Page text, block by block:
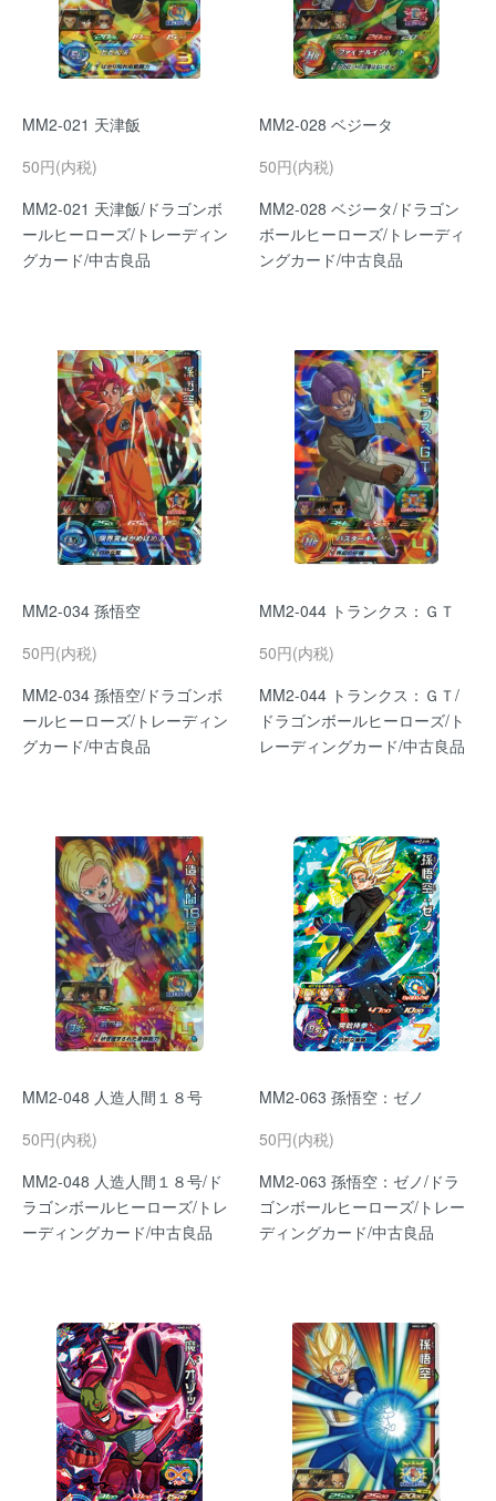
MM2-021 天津飯
50円(内税)
MM2-021 天津飯/ドラゴンボ
ールヒーローズ/トレーディン
グカード/中古良品
MM2-028 ベジータ
50円(内税)
MM2-028 ベジータ/ドラゴン
ボールヒーローズ/トレーディ
ングカード/中古良品
MM2-034 孫悟空
50円(内税)
MM2-034 孫悟空/ドラゴンボ
ールヒーローズ/トレーディン
グカード/中古良品
MM2-044 トランクス：ＧＴ
50円(内税)
MM2-044 トランクス：ＧＴ/
ドラゴンボールヒーローズ/ト
レーディングカード/中古良品
MM2-048 人造人間１８号
50円(内税)
MM2-048 人造人間１８号/ド
ラゴンボールヒーローズ/トレ
ーディングカード/中古良品
MM2-063 孫悟空：ゼノ
50円(内税)
MM2-063 孫悟空：ゼノ/ドラ
ゴンボールヒーローズ/トレー
ディングカード/中古良品